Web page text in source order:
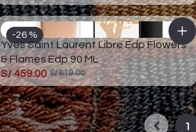
-26 %
Yves Saint Laurent Libre Edp Flowers
& Flames Edp 90 ML
S/ 459.00 S/ 619.00
1